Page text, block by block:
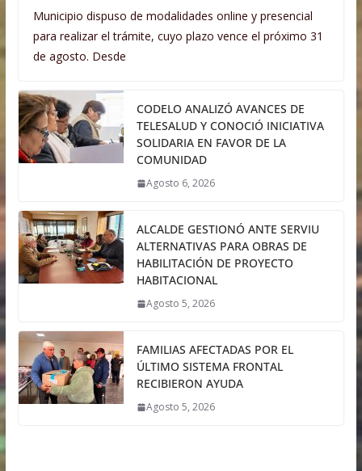
Municipio dispuso de modalidades online y presencial
para realizar el trámite, cuyo plazo vence el próximo 31
de agosto. Desde
CODELO ANALIZÓ AVANCES DE
TELESALUD Y CONOCIÓ INICIATIVA
SOLIDARIA EN FAVOR DE LA
COMUNIDAD
Agosto 6, 2026
ALCALDE GESTIONÓ ANTE SERVIU
ALTERNATIVAS PARA OBRAS DE
HABILITACIÓN DE PROYECTO
HABITACIONAL
Agosto 5, 2026
FAMILIAS AFECTADAS POR EL
ÚLTIMO SISTEMA FRONTAL
RECIBIERON AYUDA
Agosto 5, 2026